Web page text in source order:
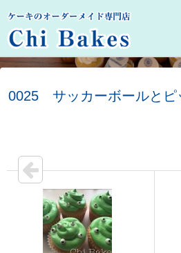
0025 サッカーボールとピ